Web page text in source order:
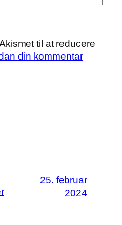
til at reducere
din kommentar
25. februar
2024